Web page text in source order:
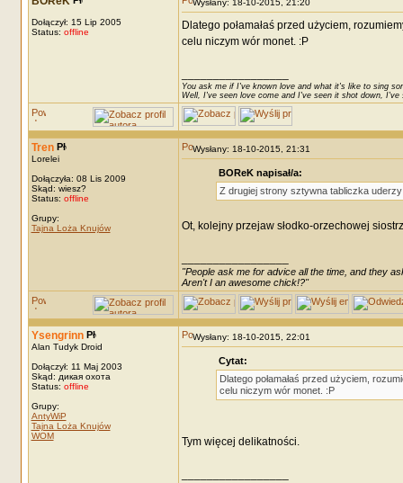
Dołączył: 15 Lip 2005
Status: offline
Wysłany: 18-10-2015, 21:20
Dlatego połamałaś przed użyciem,
celu niczym wór monet. :P
You ask me if I've known love and what it's like to sing
Well, I've seen love come and I've seen it shot down, I've
Tren
Lorelei
Dołączyła: 08 Lis 2009
Skąd: wiesz?
Status: offline
Grupy:
Tajna Loża Knujów
Wysłany: 18-10-2015, 21:31
BOReK napisał/a:
Z drugiej strony sztywna tabliczka
Ot, kolejny przejaw słodko-orzechowej
"People ask me for advice all the time, and they
Aren't I an awesome chick!?"
Ysengrinn
Alan Tudyk Droid
Dołączył: 11 Maj 2003
Skąd: дикая охота
Status: offline
Grupy:
AntyWiP
Tajna Loża Knujów
WOM
Wysłany: 18-10-2015, 22:01
Cytat:
Dlatego połamałaś przed użyciem,
celu niczym wór monet. :P
Tym więcej delikatności.